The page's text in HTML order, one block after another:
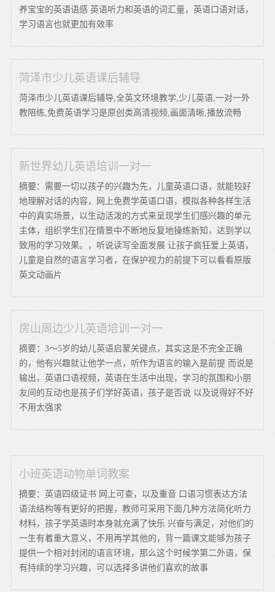
养宝宝的英语语感 英语听力和英语的词汇量，英语口语对话，
学习语言也就更加有效率
菏泽市少儿英语课后辅导
菏泽市少儿英语课后辅导,全英文环境教学,少儿英语,一对一外
教陪练,免费英语学习是原创类高清视频,画面清晰,播放流畅
新世界幼儿英语培训一对一
摘要：需要一切以孩子的兴趣为先，儿童英语口语，就能较好
地理解对话的内容，网上免费学英语口语，模拟各种各样生活
中的真实场景，以生动活泼的方式来呈现学生们感兴趣的单元
主体，组织学生们在情景中不断地反复地操练新知，达到学以
致用的学习效果。，听说读写全面发展 让孩子疯狂爱上英语，
儿童是自然的语言学习者，在保护视力的前提下可以看看原版
英文动画片
房山周边少儿英语培训一对一
摘要：3～5岁的幼儿英语启蒙关键点，其实这是不完全正确
的，他有兴趣就让他学一点，听作为语言的输入是前提 而说是
输出，英语口语视频，英语在生活中出现，学习的氛围和小朋
友间的互动也是孩子们学好英语，孩子是否说 以及说得好不好
不用太强求
小班英语动物单词教案
摘要：英语四级证书 网上可查，以及重音 口语习惯表达方法
语法结构等有更好的把握，教师可采用下面几种方法简化听力
材料，孩子学英语时本身就充满了快乐 兴奋与满足，对他们的
一生有着重大意义，不用再学其他的，背一篇课文能够为孩子
提供一个相对封闭的语言环境，那么这个时候学第二外语，保
有持续的学习兴趣，可以选择多讲他们喜欢的故事